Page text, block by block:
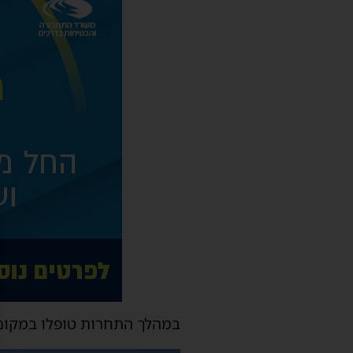
במהלך התחרות טופלו במקום 7 נפגעים במצב קל, ואדם נוסף פונה להמשך טיפול בבית החולים